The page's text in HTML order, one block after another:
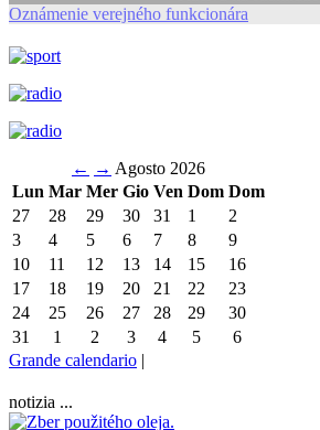
Oznámenie verejného funkcionára
← → Agosto 2026
Lun Mar Mer Gio Ven Dom Dom
27
28 29 30 31 1
2
3
4 5 6 7 8
9
10
11 12 13 14 15
16
17
18 19 20 21 22
23
24
25 26 27 28 29
30
31
1 2 3 4 5
6
Grande calendario |
notizia ...